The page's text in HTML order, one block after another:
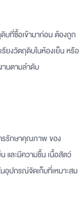
บที่ซื้อเข้ามาก่อน ต้องถูก
รียงวัตถุดิบในห้องเย็น หรือ
นตามลำดับ
รรักษาคุณภาพ ของ
และมีความชื้น เนื้อสัตว์
อุปกรณ์จัดเก็บที่เหมาะสม